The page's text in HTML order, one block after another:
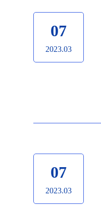
07
2023.03
07
2023.03